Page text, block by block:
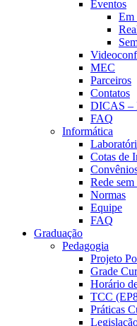
Eventos
Em
MEC
Parceiros
Contatos
DICAS –
FAQ
Informática
Cotas de
Rede
Normas
Equipe
FAQ
Graduação
Pedagogia
Projeto
Grade
Horário
TCC
Práticas